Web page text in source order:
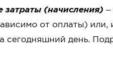
затраты (начисления) –
от оплаты)
сегодняшний день.